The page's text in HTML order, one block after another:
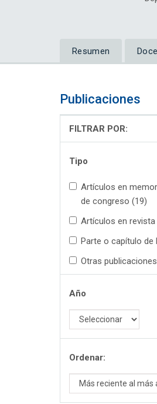
Resumen
Publicaciones
FILTRAR POR:
Tipo
Artículos en
de congreso (19)
Artículos en revista
Parte o capítulo de
Otras
Año
Ordenar: